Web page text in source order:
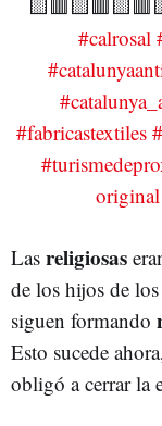
#calrosal
#fabricastextiles
Las religiosas
de los hijos de
siguen formando
Esto sucede
obligó a cerrar la